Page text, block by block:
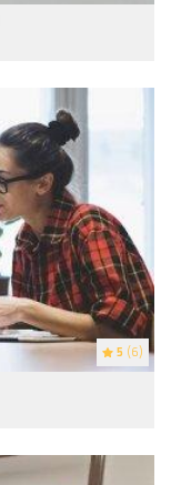
5 (6)